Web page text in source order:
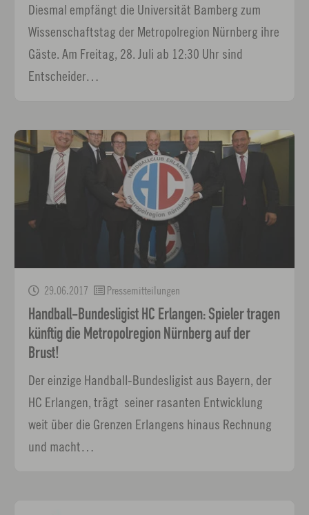
Diesmal empfängt die Universität Bamberg zum
Wissenschaftstag der Metropolregion Nürnberg ihre
Gäste. Am Freitag, 28. Juli ab 12:30 Uhr sind
Entscheider…
29.06.2017 Pressemitteilungen
Handball-Bundesligist HC Erlangen: Spieler tragen
künftig die Metropolregion Nürnberg auf der
Brust!
Der einzige Handball-Bundesligist aus Bayern, der
HC Erlangen, trägt seiner rasanten Entwicklung
weit über die Grenzen Erlangens hinaus Rechnung
und macht…